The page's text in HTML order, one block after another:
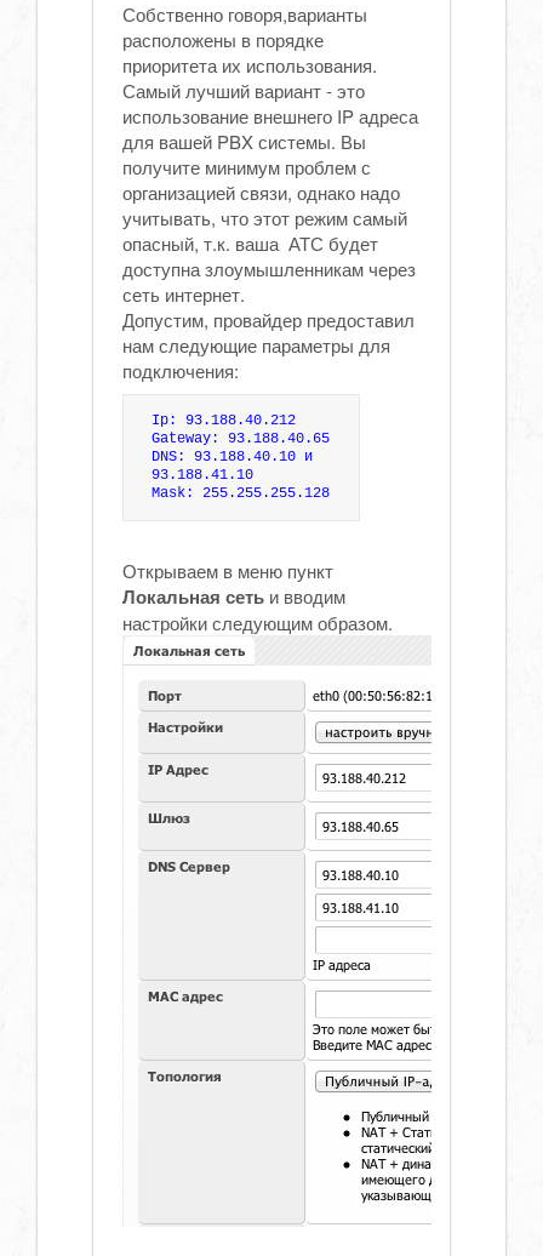
Собственно говоря,варианты
расположены в порядке
приоритета их использования.
Самый лучший вариант - это
использование внешнего IP адреса
для вашей PBX системы. Вы
получите минимум проблем с
организацией связи, однако надо
учитывать, что этот режим самый
опасный, т.к. ваша АТС будет
доступна злоумышленникам через
сеть интернет.
Допустим, провайдер предоставил
нам следующие параметры для
подключения:
Ip: 93.188.40.212
Gateway: 93.188.40.65
DNS: 93.188.40.10 и
93.188.41.10
Mask: 255.255.255.128
Открываем в меню пункт
Локальная сеть и вводим
настройки следующим образом.